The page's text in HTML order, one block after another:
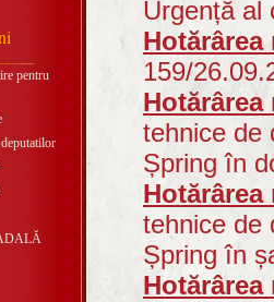
Urgență al
Hotărârea
159/
Hotărârea
tehnice de
Șpring în
Hotărârea
tehnice de
Șpring în
Hotărârea
pentru